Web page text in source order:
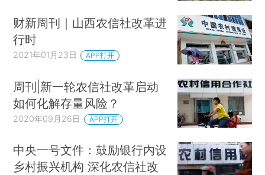
财新周刊｜山西农信社改革进
行时
2021年01月23日 APP打开
周刊|新一轮农信社改革启动
如何化解存量风险？
2020年09月26日 APP打开
中央一号文件：鼓励银行内设
乡村振兴机构 深化农信社改